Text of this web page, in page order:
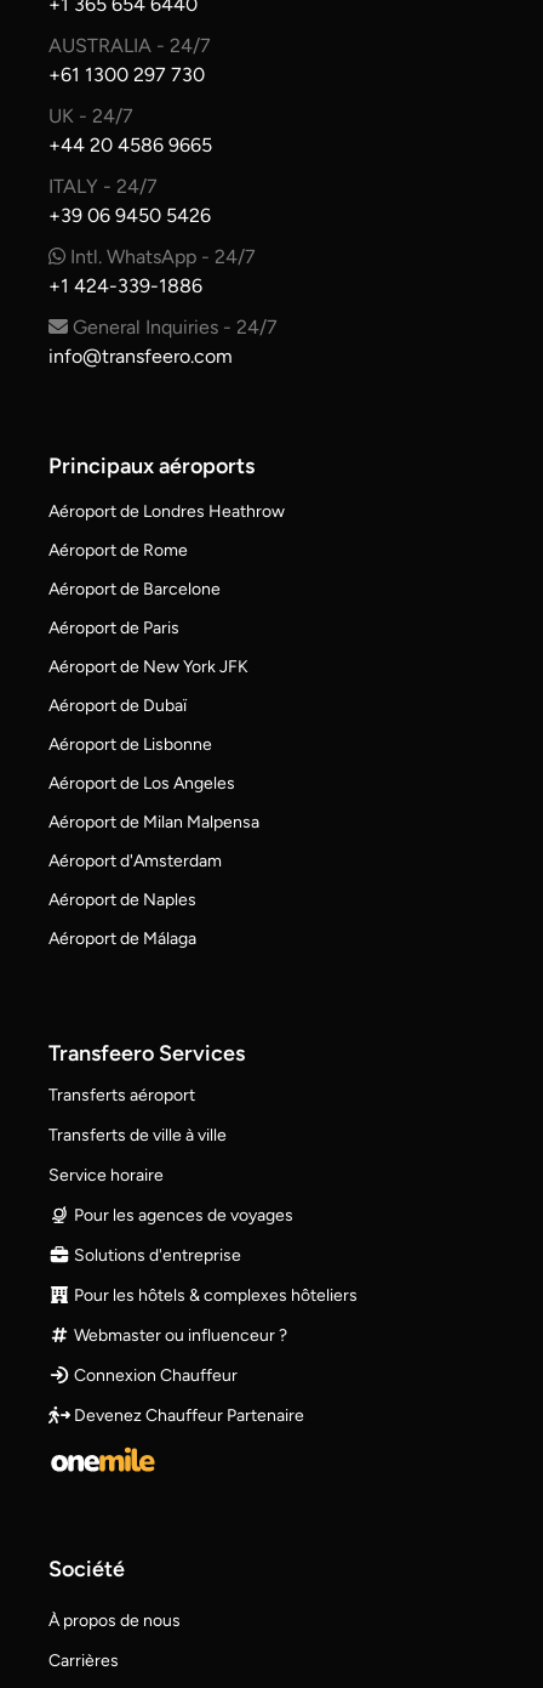
AUSTRALIA - 24/7
+61 1300 297 730
UK - 24/7
+44 20 4586 9665
ITALY - 24/7
+39 06 9450 5426
Intl. WhatsApp - 24/7
+1 424-339-1886
General Inquiries - 24/7
info@transfeero.com
Principaux aéroports
Aéroport de Londres Heathrow
Aéroport de Rome
Aéroport de Barcelone
Aéroport de Paris
Aéroport de New York JFK
Aéroport de Dubaï
Aéroport de Lisbonne
Aéroport de Los Angeles
Aéroport de Milan Malpensa
Aéroport d'Amsterdam
Aéroport de Naples
Aéroport de Málaga
Transfeero Services
Transferts aéroport
Transferts de ville à ville
Service horaire
Pour les agences de voyages
Solutions d'entreprise
Pour les hôtels & complexes hôteliers
Webmaster ou influenceur ?
Connexion Chauffeur
Devenez Chauffeur Partenaire
Société
À propos de nous
Carrières